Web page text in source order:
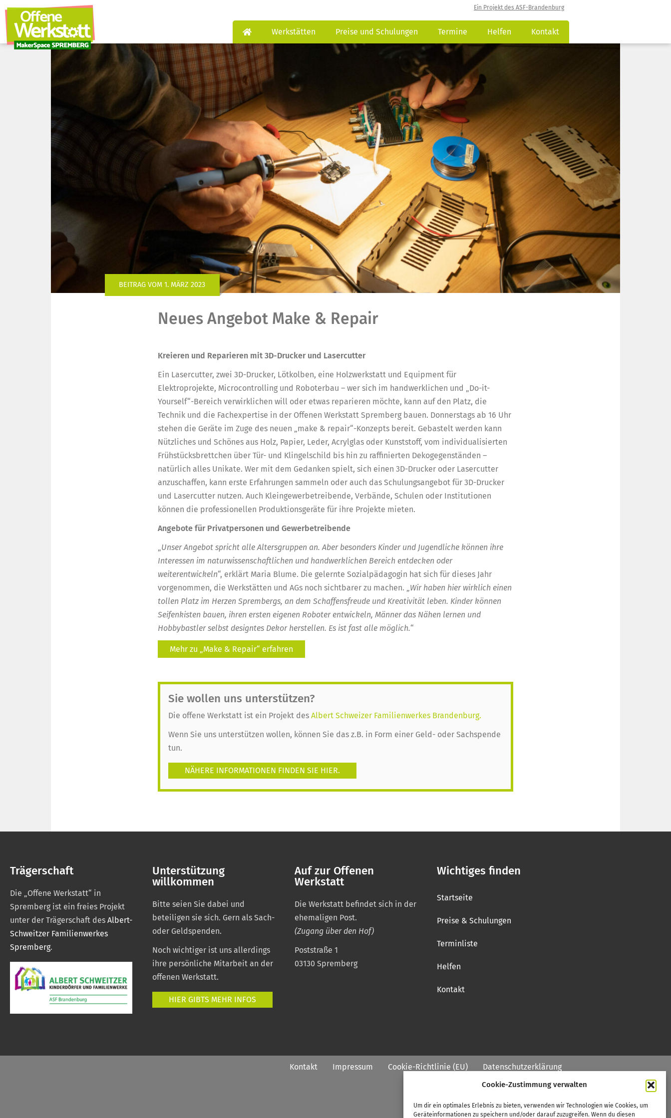
Cookie-Zustimmung verwalten
Um dir ein optimales Erlebnis zu bieten, verwenden wir Technologien wie Cookies, um
Geräteinformationen zu speichern und/oder darauf zuzugreifen. Wenn du diesen
Ein Projekt des ASF-Brandenburg
Werkstätten Preise und Schulungen Termine Helfen Kontakt
BEITRAG VOM 1. MÄRZ 2023
Neues Angebot Make & Repair
Kreieren und Reparieren mit 3D-Drucker und Lasercutter
Ein Lasercutter, zwei 3D-Drucker, Lötkolben, eine Holzwerkstatt und Equipment für
Elektroprojekte, Microcontrolling und Roboterbau – wer sich im handwerklichen und „Do-it-
Yourself“-Bereich verwirklichen will oder etwas reparieren möchte, kann auf den Platz, die
Technik und die Fachexpertise in der Offenen Werkstatt Spremberg bauen. Donnerstags ab 16 Uhr
stehen die Geräte im Zuge des neuen „make & repair“-Konzepts bereit. Gebastelt werden kann
Nützliches und Schönes aus Holz, Papier, Leder, Acrylglas oder Kunststoff, vom individualisierten
Frühstücksbrettchen über Tür- und Klingelschild bis hin zu raffinierten Dekogegenständen –
natürlich alles Unikate. Wer mit dem Gedanken spielt, sich einen 3D-Drucker oder Lasercutter
anzuschaffen, kann erste Erfahrungen sammeln oder auch das Schulungsangebot für 3D-Drucker
und Lasercutter nutzen. Auch Kleingewerbetreibende, Verbände, Schulen oder Institutionen
können die professionellen Produktionsgeräte für ihre Projekte mieten.
Angebote für Privatpersonen und Gewerbetreibende
„Unser Angebot spricht alle Altersgruppen an. Aber besonders Kinder und Jugendliche können ihre
Interessen im naturwissenschaftlichen und handwerklichen Bereich entdecken oder
weiterentwickeln“, erklärt Maria Blume. Die gelernte Sozialpädagogin hat sich für dieses Jahr
vorgenommen, die Werkstätten und AGs noch sichtbarer zu machen. „Wir haben hier wirklich einen
tollen Platz im Herzen Sprembergs, an dem Schaffensfreude und Kreativität leben. Kinder können
Seifenkisten bauen, ihren ersten eigenen Roboter entwickeln, Männer das Nähen lernen und
Hobbybastler selbst designtes Dekor herstellen. Es ist fast alle möglich.“
Mehr zu „Make & Repair“ erfahren
Sie wollen uns unterstützen?
Die offene Werkstatt ist ein Projekt des Albert Schweizer Familienwerkes Brandenburg.
Wenn Sie uns unterstützen wollen, können Sie das z.B. in Form einer Geld- oder Sachspende
tun.
NÄHERE INFORMATIONEN FINDEN SIE HIER.
Trägerschaft
Die „Offene Werkstatt“ in
Spremberg ist ein freies Projekt
unter der Trägerschaft des Albert-
Schweitzer Familienwerkes
Spremberg.
Unterstützung
willkommen
Bitte seien Sie dabei und
beteiligen sie sich. Gern als Sach-
oder Geldspenden.
Noch wichtiger ist uns allerdings
ihre persönliche Mitarbeit an der
offenen Werkstatt.
HIER GIBTS MEHR INFOS
Auf zur Offenen
Werkstatt
Die Werkstatt befindet sich in der
ehemaligen Post.
(Zugang über den Hof)
Poststraße 1
03130 Spremberg
Wichtiges finden
Startseite
Preise & Schulungen
Terminliste
Helfen
Kontakt
Kontakt Impressum Cookie-Richtlinie (EU) Datenschutzerklärung